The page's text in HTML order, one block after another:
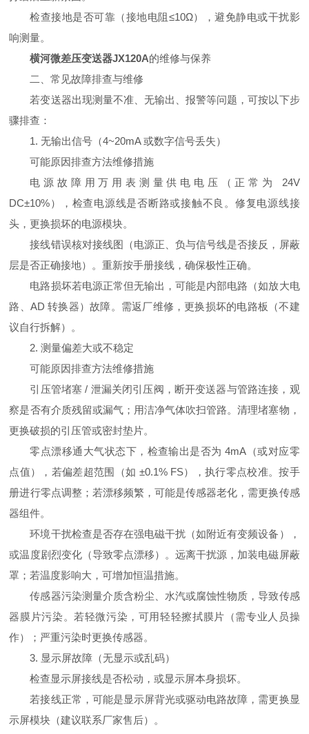
检查接地是否可靠（接地电阻≤10Ω），避免静电或干扰影
响测量。
横河微差压变送器JX120A的维修与保养
二、常见故障排查与维修
若变送器出现测量不准、无输出、报警等问题，可按以下步
骤排查：
1. 无输出信号（4~20mA 或数字信号丢失）
可能原因排查方法维修措施
电源故障 用万用表测量供电电压（正常为 24V
DC±10%），检查电源线是否断路或接触不良。 修复电源线接
头，更换损坏的电源模块。
接线错误核对接线图（电源正、负与信号线是否接反，屏蔽
层是否正确接地）。重新按手册接线，确保极性正确。
电路损坏若电源正常但无输出，可能是内部电路（如放大电
路、AD 转换器）故障。 需返厂维修，更换损坏的电路板（不建
议自行拆解）。
2. 测量偏差大或不稳定
可能原因排查方法维修措施
引压管堵塞 / 泄漏关闭引压阀，断开变送器与管路连接，观
察是否有介质残留或漏气；用洁净气体吹扫管路。清理堵塞物，
更换破损的引压管或密封垫片。
零点漂移通大气状态下，检查输出是否为 4mA（或对应零
点值），若偏差超范围（如 ±0.1% FS），执行零点校准。按手
册进行零点调整；若漂移频繁，可能是传感器老化，需更换传感
器组件。
环境干扰检查是否存在强电磁干扰（如附近有变频设备），
或温度剧烈变化（导致零点漂移）。远离干扰源，加装电磁屏蔽
罩；若温度影响大，可增加恒温措施。
传感器污染测量介质含粉尘、水汽或腐蚀性物质，导致传感
器膜片污染。 若轻微污染，可用轻轻擦拭膜片（需专业人员操
作）；严重污染时更换传感器。
3. 显示屏故障（无显示或乱码）
检查显示屏接线是否松动，或显示屏本身损坏。
若接线正常，可能是显示屏背光或驱动电路故障，需更换显
示屏模块（建议联系厂家售后）。